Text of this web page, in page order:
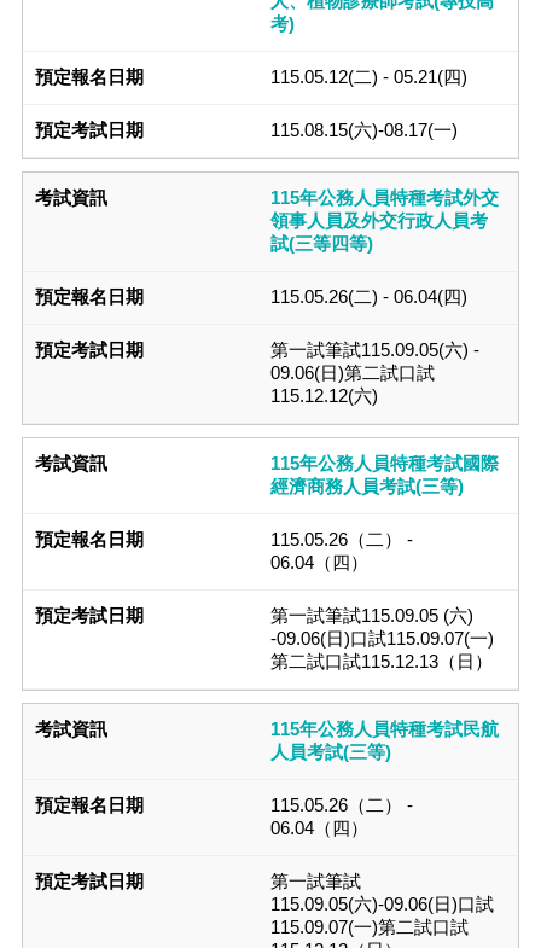
考)
115.05.12(二) - 05.21(四)
115.08.15(六)-08.17(一)
115年公務人員特種考試外交
領事人員及外交行政人員考
試(三等四等)
115.05.26(二) - 06.04(四)
第一試筆試115.09.05(六) -
09.06(日)第二試口試
115.12.12(六)
115年公務人員特種考試國際
經濟商務人員考試(三等)
115.05.26（二） -
06.04（四）
第一試筆試115.09.05 (六)
-09.06(日)口試115.09.07(一)
第二試口試115.12.13（日）
115年公務人員特種考試民航
人員考試(三等)
115.05.26（二） -
06.04（四）
第一試筆試
115.09.05(六)-09.06(日)口試
115.09.07(一)第二試口試